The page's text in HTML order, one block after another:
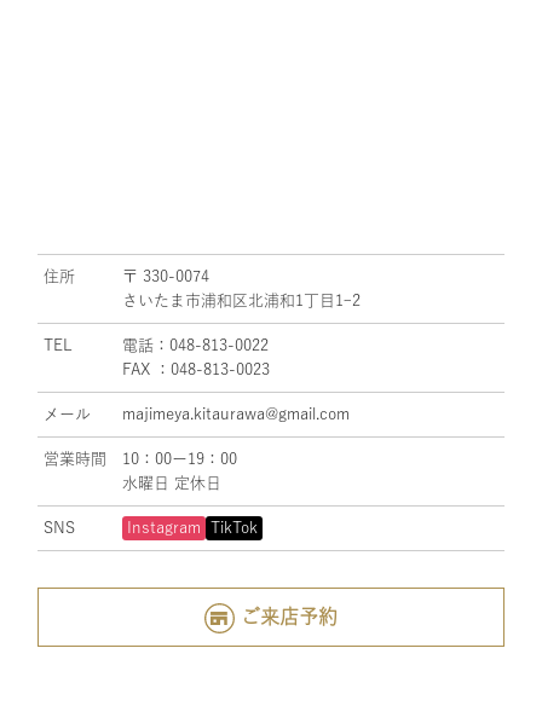
住所
〒 330-0074
さいたま市浦和区北浦和1丁目1ｰ2
TEL
電話：048-813-0022
FAX ：048-813-0023
メール majimeya.kitaurawa@gmail.com
営業時間
10：00ー19：00
水曜日 定休日
SNS Instagram TikTok
ご来店予約